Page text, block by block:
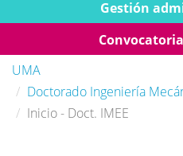
Gestión
UMA
Doctorado Ingeniería
Inicio - Doct. IMEE